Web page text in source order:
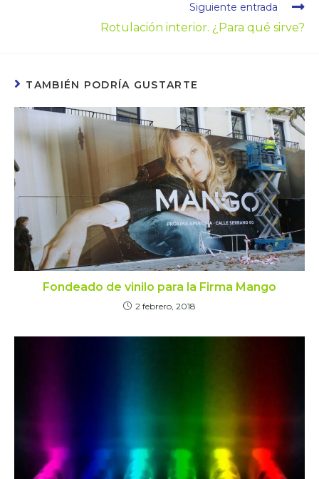
Siguiente entrada
Rotulación interior. ¿Para qué sirve?
TAMBIÉN PODRÍA GUSTARTE
Fondeado de vinilo para la Firma Mango
2 febrero, 2018